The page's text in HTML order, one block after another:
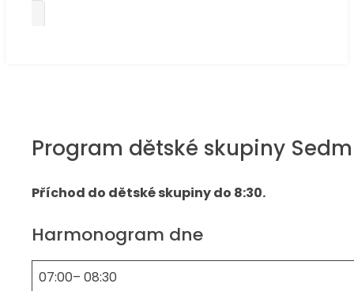
Program dětské skupiny
Příchod do dětské skupiny do 8:30.
Harmonogram dne
07:00– 08:30